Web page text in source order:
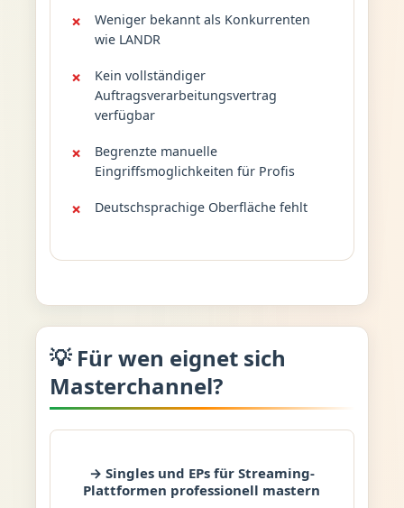
Weniger bekannt als Konkurrenten
wie LANDR
Kein vollständiger
Auftragsverarbeitungsvertrag
verfügbar
Begrenzte manuelle
Eingriffsmoglichkeiten für Profis
Deutschsprachige Oberfläche fehlt
💡 Für wen eignet sich
Masterchannel?
→ Singles und EPs für Streaming-
Plattformen professionell mastern